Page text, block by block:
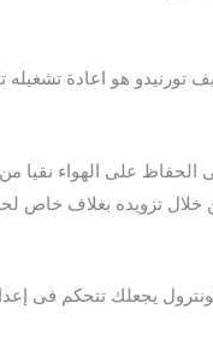
تورنيدو هو اعادة
خلال تزويده بغلاف خاص
يجعلك تتحكم فى